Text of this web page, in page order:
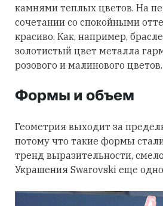
камнями теплых цветов. На
сочетании со спокойными
красиво. Как, например,
золотистый цвет металла
розового и малинового цветов.
Формы и объем
Геометрия выходит за
потому что такие формы
тренд выразительности,
Украшения Swarovski еще